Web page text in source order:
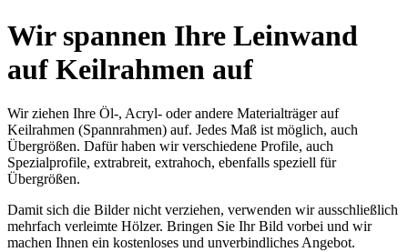
Wir spannen Ihre Leinwand
auf Keilrahmen auf
Wir ziehen Ihre Öl-, Acryl- oder andere Materialträger auf
Keilrahmen (Spannrahmen) auf. Jedes Maß ist möglich, auch
Übergrößen. Dafür haben wir verschiedene Profile, auch
Spezialprofile, extrabreit, extrahoch, ebenfalls speziell für
Übergrößen.
Damit sich die Bilder nicht verziehen, verwenden wir ausschließlich
mehrfach verleimte Hölzer. Bringen Sie Ihr Bild vorbei und wir
machen Ihnen ein kostenloses und unverbindliches Angebot.